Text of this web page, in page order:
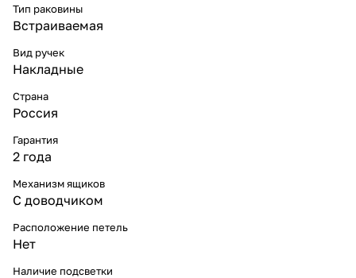
Тип раковины
Встраиваемая
Вид ручек
Накладные
Страна
Россия
Гарантия
2 года
Механизм ящиков
С доводчиком
Расположение петель
Нет
Наличие подсветки